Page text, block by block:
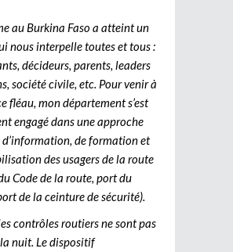
au Burkina Faso a atteint un
nous interpelle toutes et tous :
décideurs, parents, leaders
société civile, etc. Pour venir à
fléau, mon département s’est
engagé dans une approche
de formation et
des usagers de la route
Code de la route, port du
de la ceinture de sécurité).
contrôles routiers ne sont pas
nuit. Le dispositif